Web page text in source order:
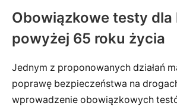
Obowiązkowe testy
powyżej 65 roku życia
Jednym z proponowanych działań
poprawę bezpieczeństwa na
wprowadzenie obowiązkowych